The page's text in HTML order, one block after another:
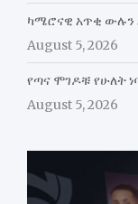
ካሜሮናዊ አጥቂ
August 5, 2026
የጣና ሞገዶቹ የሁለት
August 5, 2026